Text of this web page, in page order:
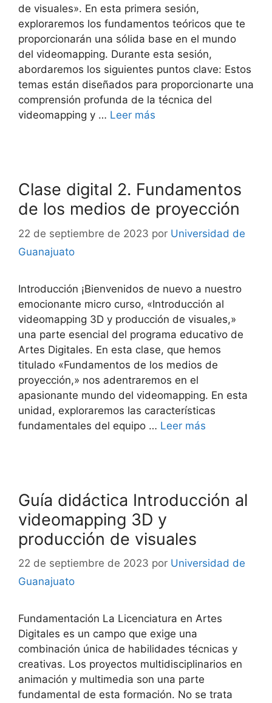
de visuales». En esta primera sesión,
exploraremos los fundamentos teóricos que te
proporcionarán una sólida base en el mundo
del videomapping. Durante esta sesión,
abordaremos los siguientes puntos clave: Estos
temas están diseñados para proporcionarte una
comprensión profunda de la técnica del
videomapping y … Leer más
Clase digital 2. Fundamentos
de los medios de proyección
22 de septiembre de 2023 por Universidad de
Guanajuato
Introducción ¡Bienvenidos de nuevo a nuestro
emocionante micro curso, «Introducción al
videomapping 3D y producción de visuales,»
una parte esencial del programa educativo de
Artes Digitales. En esta clase, que hemos
titulado «Fundamentos de los medios de
proyección,» nos adentraremos en el
apasionante mundo del videomapping. En esta
unidad, exploraremos las características
fundamentales del equipo … Leer más
Guía didáctica Introducción al
videomapping 3D y
producción de visuales
22 de septiembre de 2023 por Universidad de
Guanajuato
Fundamentación La Licenciatura en Artes
Digitales es un campo que exige una
combinación única de habilidades técnicas y
creativas. Los proyectos multidisciplinarios en
animación y multimedia son una parte
fundamental de esta formación. No se trata